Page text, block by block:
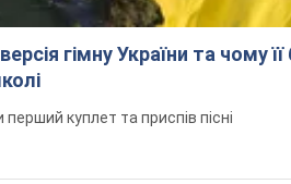
гімну України та чому
куплет та приспів пісні